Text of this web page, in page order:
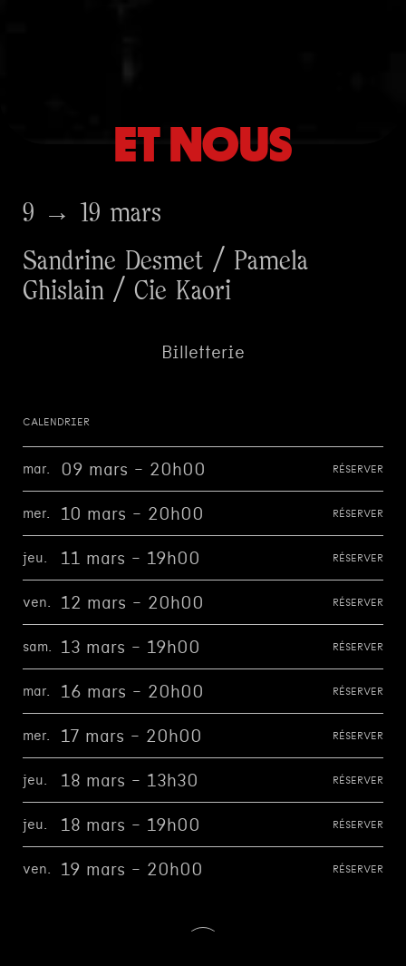
ET NOUS
9 → 19 mars
Sandrine Desmet / Pamela
Ghislain / Cie Kaori
Billetterie
CALENDRIER
mar. 09 mars - 20h00 RÉSERVER
mer. 10 mars - 20h00 RÉSERVER
jeu. 11 mars - 19h00 RÉSERVER
ven. 12 mars - 20h00 RÉSERVER
sam. 13 mars - 19h00 RÉSERVER
mar. 16 mars - 20h00 RÉSERVER
mer. 17 mars - 20h00 RÉSERVER
jeu. 18 mars - 13h30 RÉSERVER
jeu. 18 mars - 19h00 RÉSERVER
ven. 19 mars - 20h00 RÉSERVER